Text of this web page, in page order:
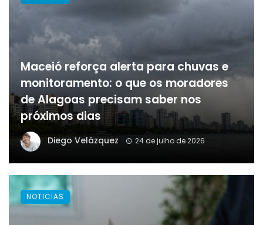
Maceió reforça alerta para chuvas e
monitoramento: o que os moradores
de Alagoas precisam saber nos
próximos dias
Diego Velázquez 24 de julho de 2026
NOTICIAS